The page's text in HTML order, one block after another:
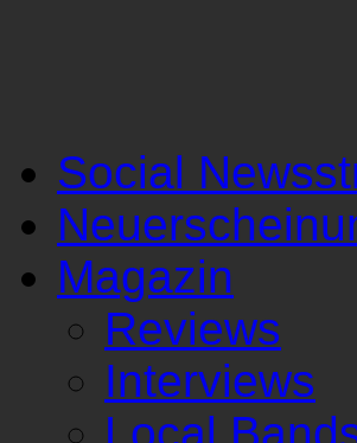
Social
Magazin
Reviews
Interviews